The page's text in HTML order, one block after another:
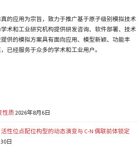
的应用为宗旨，致力于推广基于原子级别模拟技术
术和工业研究机构提供研发咨询、软件部署、技术
供的模拟方案具有面向应用、模型新颖、功能丰
已经服务于众多的学术和工业用户。
性质2026年8月6日
性位点配位构型的动态演变与 C-N 偶联前体锁定
日